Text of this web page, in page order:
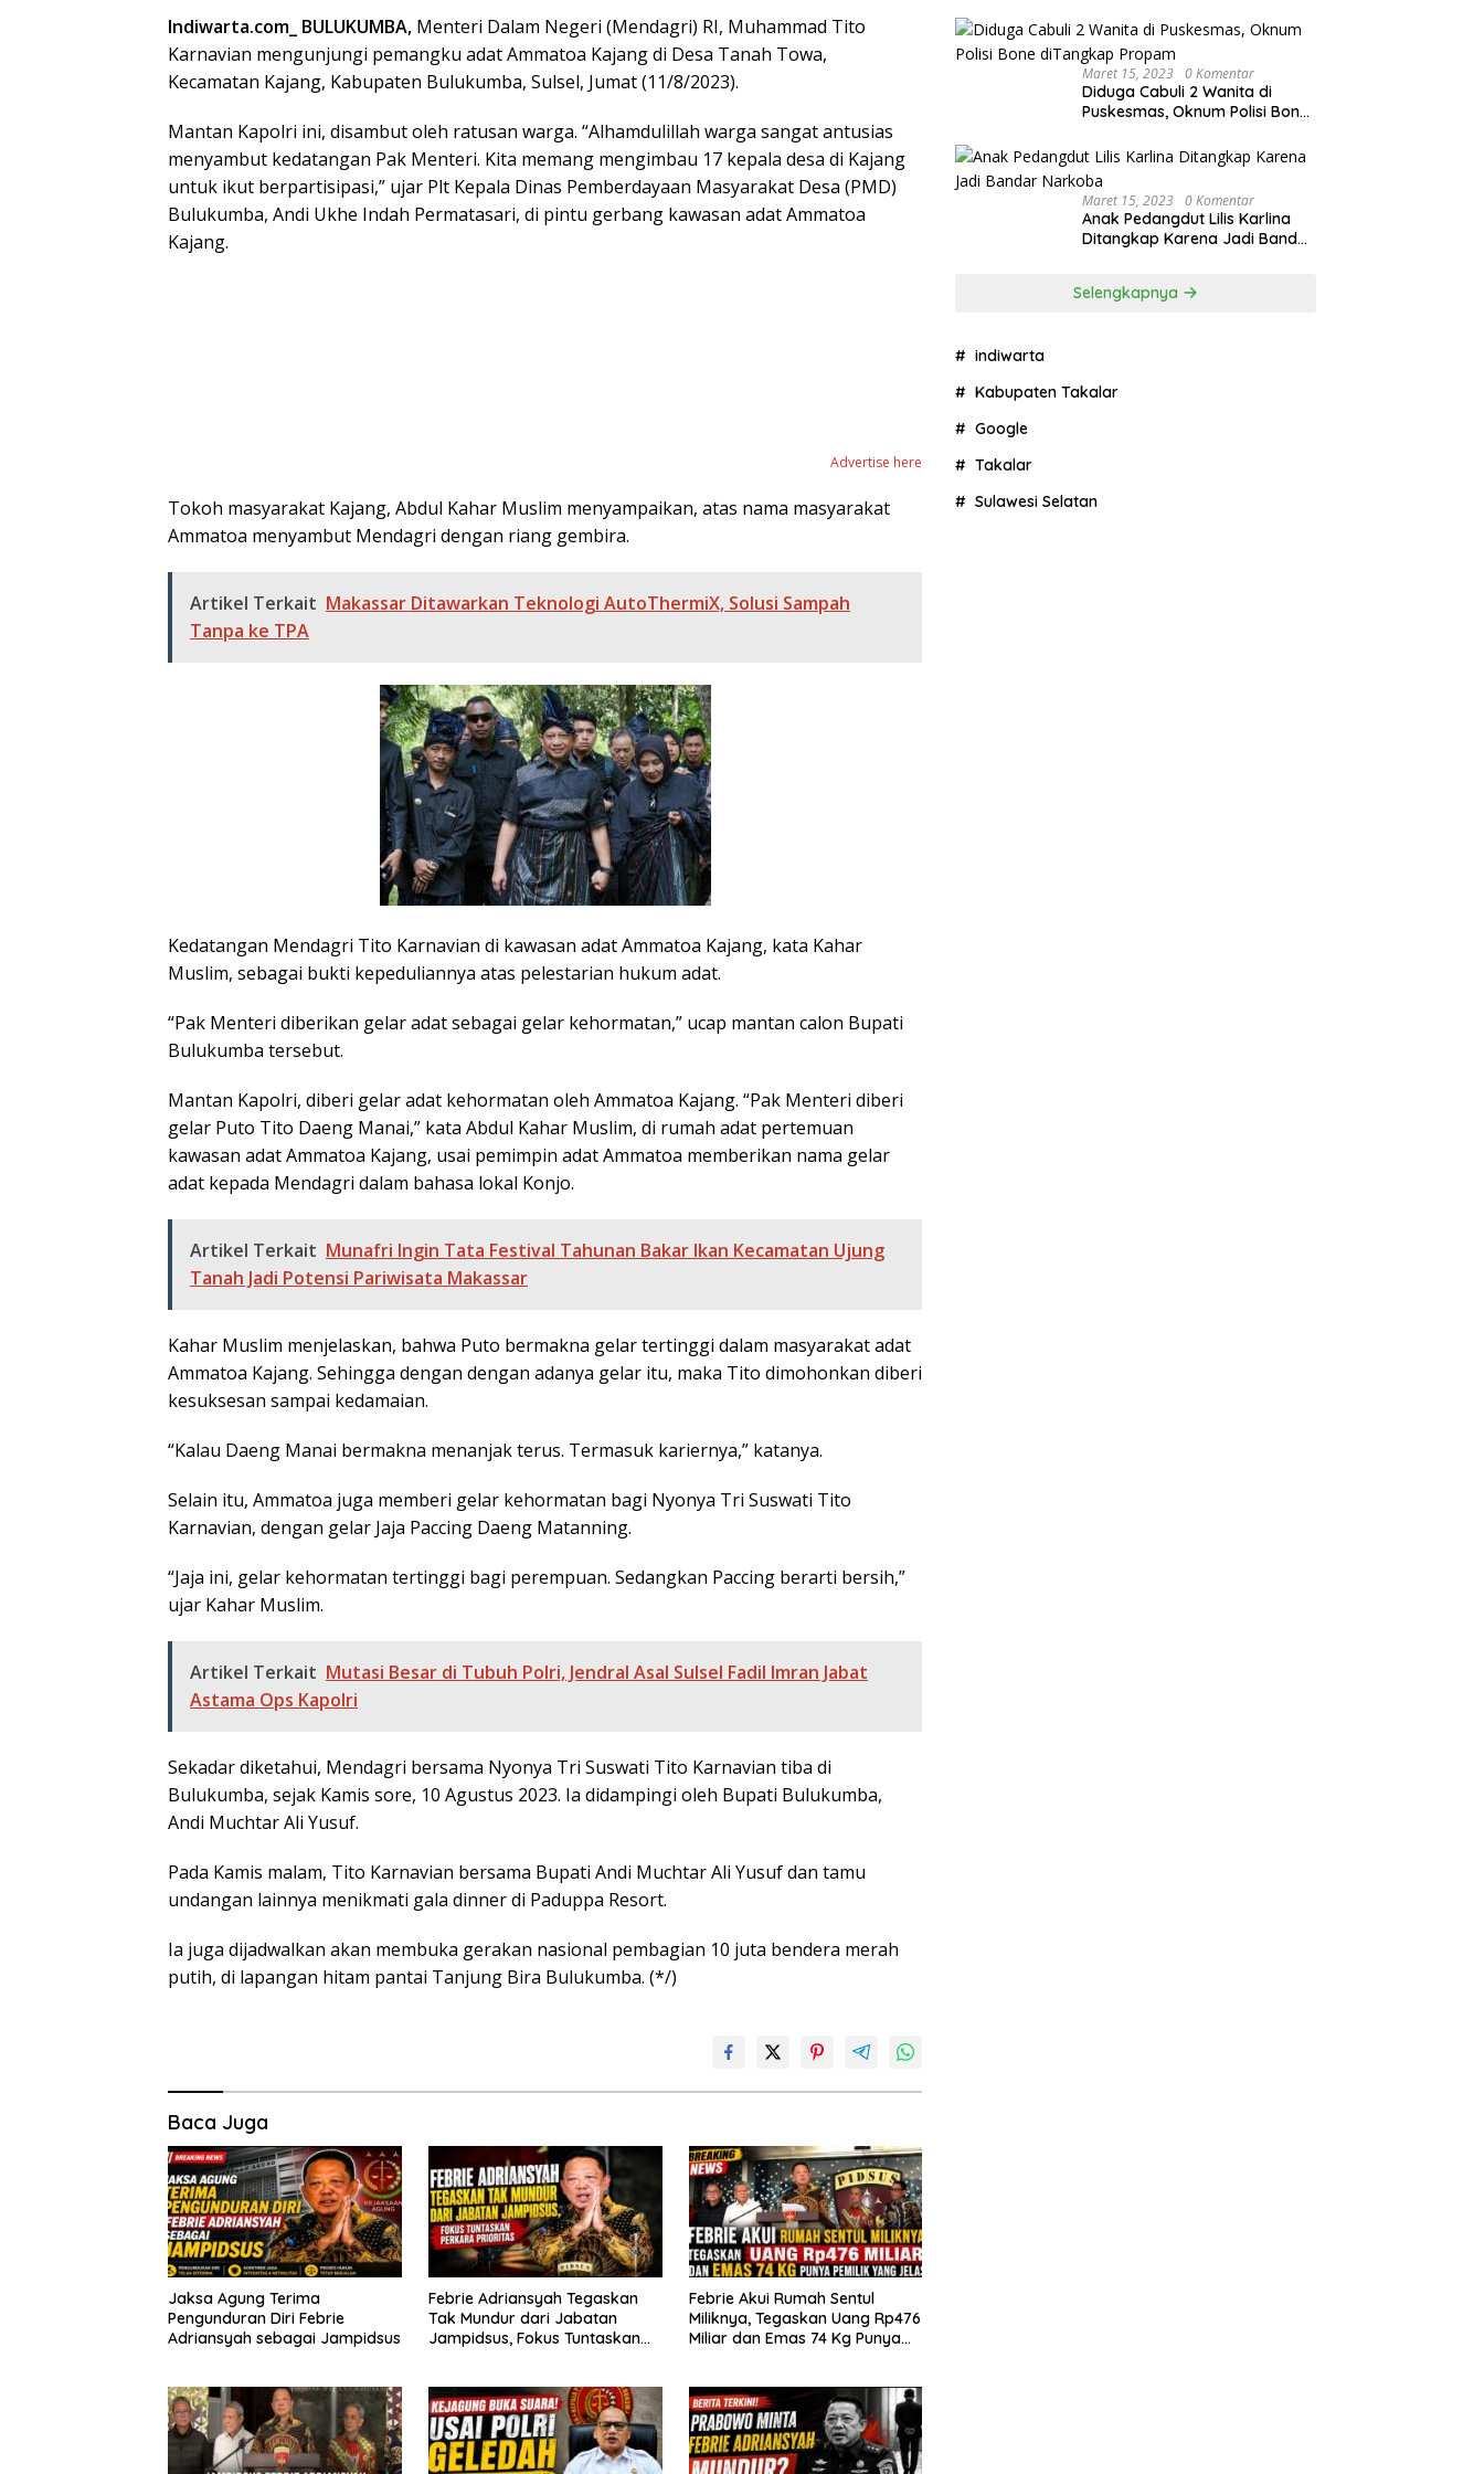
Indiwarta.com_ BULUKUMBA, Menteri Dalam Negeri (Mendagri) RI, Muhammad Tito
Karnavian mengunjungi pemangku adat Ammatoa Kajang di Desa Tanah Towa,
Kecamatan Kajang, Kabupaten Bulukumba, Sulsel, Jumat (11/8/2023).
Mantan Kapolri ini, disambut oleh ratusan warga. “Alhamdulillah warga sangat antusias
menyambut kedatangan Pak Menteri. Kita memang mengimbau 17 kepala desa di Kajang
untuk ikut berpartisipasi,” ujar Plt Kepala Dinas Pemberdayaan Masyarakat Desa (PMD)
Bulukumba, Andi Ukhe Indah Permatasari, di pintu gerbang kawasan adat Ammatoa
Kajang.
Advertise here
Tokoh masyarakat Kajang, Abdul Kahar Muslim menyampaikan, atas nama masyarakat
Ammatoa menyambut Mendagri dengan riang gembira.
Artikel Terkait Makassar Ditawarkan Teknologi AutoThermiX, Solusi Sampah
Tanpa ke TPA
Kedatangan Mendagri Tito Karnavian di kawasan adat Ammatoa Kajang, kata Kahar
Muslim, sebagai bukti kepeduliannya atas pelestarian hukum adat.
“Pak Menteri diberikan gelar adat sebagai gelar kehormatan,” ucap mantan calon Bupati
Bulukumba tersebut.
Mantan Kapolri, diberi gelar adat kehormatan oleh Ammatoa Kajang. “Pak Menteri diberi
gelar Puto Tito Daeng Manai,” kata Abdul Kahar Muslim, di rumah adat pertemuan
kawasan adat Ammatoa Kajang, usai pemimpin adat Ammatoa memberikan nama gelar
adat kepada Mendagri dalam bahasa lokal Konjo.
Artikel Terkait Munafri Ingin Tata Festival Tahunan Bakar Ikan Kecamatan Ujung
Tanah Jadi Potensi Pariwisata Makassar
Kahar Muslim menjelaskan, bahwa Puto bermakna gelar tertinggi dalam masyarakat adat
Ammatoa Kajang. Sehingga dengan dengan adanya gelar itu, maka Tito dimohonkan diberi
kesuksesan sampai kedamaian.
“Kalau Daeng Manai bermakna menanjak terus. Termasuk kariernya,” katanya.
Selain itu, Ammatoa juga memberi gelar kehormatan bagi Nyonya Tri Suswati Tito
Karnavian, dengan gelar Jaja Paccing Daeng Matanning.
“Jaja ini, gelar kehormatan tertinggi bagi perempuan. Sedangkan Paccing berarti bersih,”
ujar Kahar Muslim.
Artikel Terkait Mutasi Besar di Tubuh Polri, Jendral Asal Sulsel Fadil Imran Jabat
Astama Ops Kapolri
Sekadar diketahui, Mendagri bersama Nyonya Tri Suswati Tito Karnavian tiba di
Bulukumba, sejak Kamis sore, 10 Agustus 2023. Ia didampingi oleh Bupati Bulukumba,
Andi Muchtar Ali Yusuf.
Pada Kamis malam, Tito Karnavian bersama Bupati Andi Muchtar Ali Yusuf dan tamu
undangan lainnya menikmati gala dinner di Paduppa Resort.
Ia juga dijadwalkan akan membuka gerakan nasional pembagian 10 juta bendera merah
putih, di lapangan hitam pantai Tanjung Bira Bulukumba. (*/)
Baca Juga
Jaksa Agung Terima
Pengunduran Diri Febrie
Adriansyah sebagai Jampidsus
Febrie Adriansyah Tegaskan
Tak Mundur dari Jabatan
Jampidsus, Fokus Tuntaskan
Febrie Akui Rumah Sentul
Miliknya, Tegaskan Uang Rp476
Miliar dan Emas 74 Kg Punya
Maret 15, 2023 0 Komentar
Diduga Cabuli 2 Wanita di
Puskesmas, Oknum Polisi Bone
Maret 15, 2023 0 Komentar
Anak Pedangdut Lilis Karlina
Ditangkap Karena Jadi Bandar
Selengkapnya
indiwarta
Kabupaten Takalar
Google
Takalar
Sulawesi Selatan